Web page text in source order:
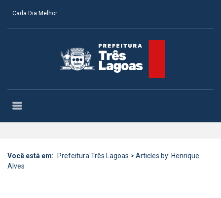
Cada Dia Melhor
Você está em: Prefeitura Três Lagoas > Articles by: Henrique
Alves